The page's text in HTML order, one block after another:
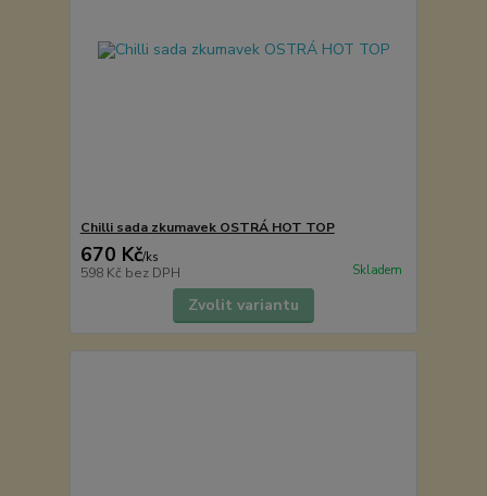
Chilli sada zkumavek OSTRÁ HOT TOP
670 Kč/ks
598 Kč bez DPH Skladem
Zvolit variantu